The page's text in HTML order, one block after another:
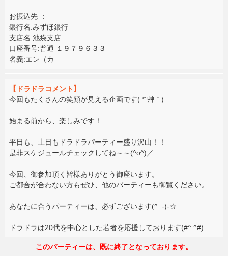
お振込先 ：
銀行名:みずほ銀行
支店名:池袋支店
口座番号:普通 １９７９６３３
名義:エン（カ
【ドラドラコメント】
今回もたくさんの笑顔が見える企画です( *´艸｀)
始まる前から、楽しみです！
平日も、土日もドラドラパーティー盛り沢山！！
是非スケジュールチェックしてね～～(^o^)／
今回、御参加頂く皆様ありがとう御座います。
ご都合が合わない方もぜひ、他のパーティーも御覧ください。
あなたに合うパーティーは、必ずございます(^_-)-☆
ドラドラは20代を中心とした若者を応援しております(#^.^#)
このパーティーは、既に終了となっております。